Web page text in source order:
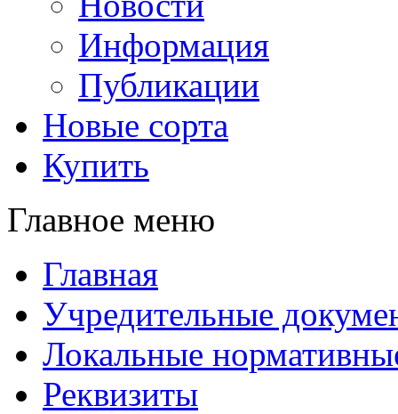
Информация
Публикации
Новые сорта
Купить
Главное меню
Главная
Учредительные
Локальные
Реквизиты